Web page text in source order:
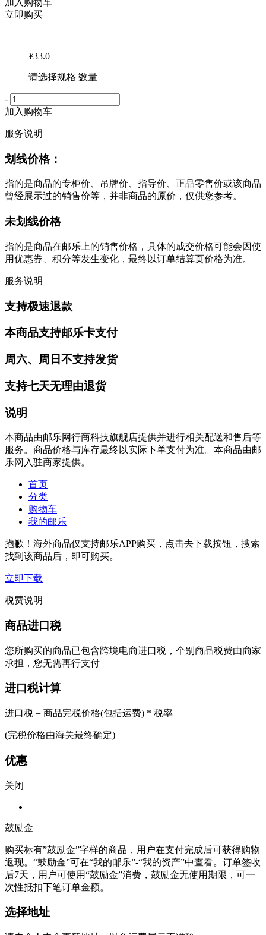
加入购物车
立即购买
¥33.0
请选择规格 数量
-
+
加入购物车
服务说明
划线价格：
指的是商品的专柜价、吊牌价、指导价、正品零售价或该商品
曾经展示过的销售价等，并非商品的原价，仅供您参考。
未划线价格
指的是商品在邮乐上的销售价格，具体的成交价格可能会因使
用优惠券、积分等发生变化，最终以订单结算页价格为准。
服务说明
支持极速退款
本商品支持邮乐卡支付
周六、周日不支持发货
支持七天无理由退货
说明
本商品由邮乐网行商科技旗舰店提供并进行相关配送和售后等
服务。商品价格与库存最终以实际下单支付为准。本商品由邮
乐网入驻商家提供。
首页
分类
购物车
我的邮乐
抱歉！海外商品仅支持邮乐APP购买，点击去下载按钮，搜索
找到该商品后，即可购买。
立即下载
税费说明
商品进口税
您所购买的商品已包含跨境电商进口税，个别商品税费由商家
承担，您无需再行支付
进口税计算
进口税 = 商品完税价格(包括运费) * 税率
(完税价格由海关最终确定)
优惠
关闭
鼓励金
购买标有”鼓励金”字样的商品，用户在支付完成后可获得购物
返现。“鼓励金”可在“我的邮乐”-“我的资产”中查看。订单签收
后7天，用户可使用“鼓励金”消费，鼓励金无使用期限，可一
次性抵扣下笔订单金额。
选择地址